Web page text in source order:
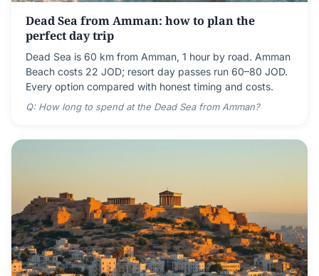
Dead Sea from Amman: how to plan the
perfect day trip
Dead Sea is 60 km from Amman, 1 hour by road. Amman
Beach costs 22 JOD; resort day passes run 60–80 JOD.
Every option compared with honest timing and costs.
Q: How long to spend at the Dead Sea from Amman?